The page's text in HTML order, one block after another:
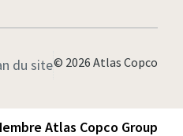
du site© 2026 Atlas Copco
Atlas Copco Group